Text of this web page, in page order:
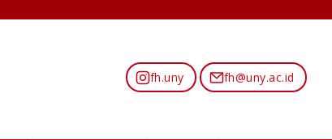
fh.uny fh@uny.ac.id